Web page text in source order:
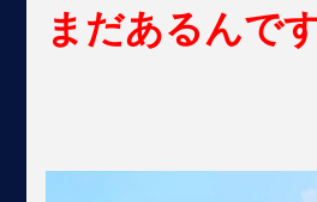
まだあるんで